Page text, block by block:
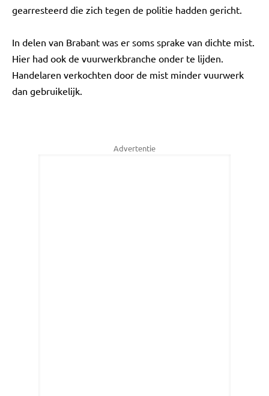
gearresteerd die zich tegen de politie hadden gericht.
In delen van Brabant was er soms sprake van dichte mist.
Hier had ook de vuurwerkbranche onder te lijden.
Handelaren verkochten door de mist minder vuurwerk
dan gebruikelijk.
Advertentie